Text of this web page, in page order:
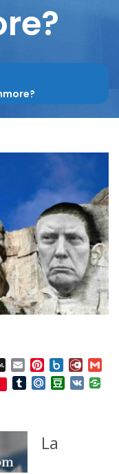
AOL
Mail
Email Pinterest
Box.net
TumblrMail.RuDouban
VK
La